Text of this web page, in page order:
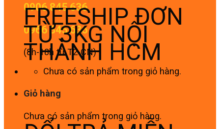
0906 845 636
0966 845 636
(8h-18h từ T2-CN)
Chưa có sản phẩm trong giỏ hàng.
Giỏ hàng
Chưa có sản phẩm trong giỏ hàng.
FREESHIP ĐƠN
TỪ 3KG NỘI
THÀNH HCM